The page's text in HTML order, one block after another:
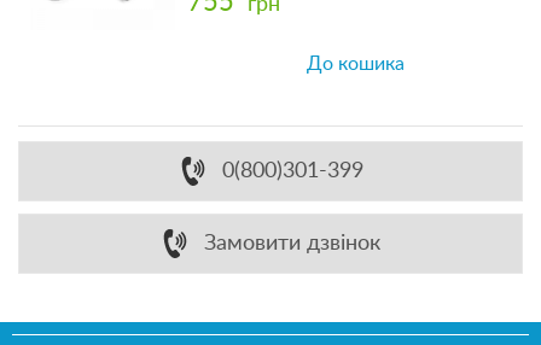
грн
До кошика
0(800)301-399
Замовити дзвінок